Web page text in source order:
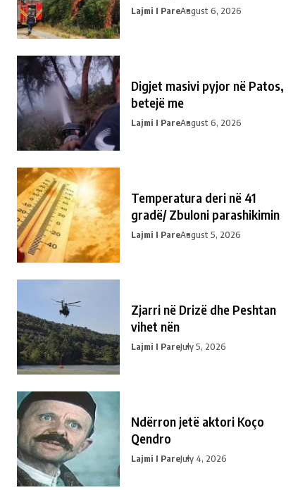
Lajmi I PareAugust 6, 2026
Digjet masivi pyjor në Patos,
betejë me
Lajmi I PareAugust 6, 2026
Temperatura deri në 41
gradë/ Zbuloni parashikimin
Lajmi I PareAugust 5, 2026
Zjarri në Drizë dhe Peshtan
vihet nën
Lajmi I PareJuly 5, 2026
Ndërron jetë aktori Koço
Qendro
Lajmi I PareJuly 4, 2026